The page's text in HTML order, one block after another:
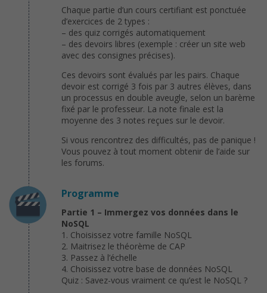
Chaque partie d’un cours certifiant est ponctuée
d’exercices de 2 types :
– des quiz corrigés automatiquement
– des devoirs libres (exemple : créer un site web
avec des consignes précises).
Ces devoirs sont évalués par les pairs. Chaque
devoir est corrigé 3 fois par 3 autres élèves, dans
un processus en double aveugle, selon un barème
fixé par le professeur. La note finale est la
moyenne des 3 notes reçues sur le devoir.
Si vous rencontrez des difficultés, pas de panique !
Vous pouvez à tout moment obtenir de l’aide sur
les forums.
Programme
Partie 1 – Immergez vos données dans le
NoSQL
1. Choisissez votre famille NoSQL
2. Maitrisez le théorème de CAP
3. Passez à l’échelle
4. Choisissez votre base de données NoSQL
Quiz : Savez-vous vraiment ce qu’est le NoSQL ?